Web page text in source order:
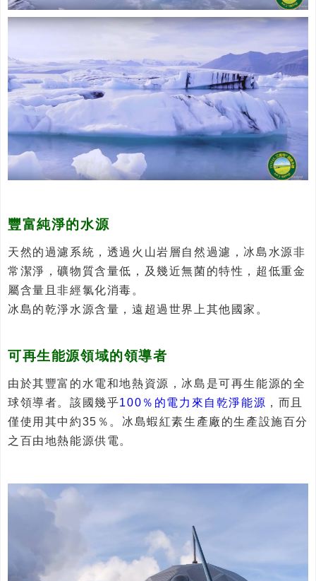
豐富純淨的水源
天然的過濾系統，透過火山岩層自然過濾，冰島水源非
常潔淨，礦物質含量低，及幾近無菌的特性，超低重金
屬含量且非經氯化消毒。
冰島的乾淨水源含量，遠超過世界上其他國家。
可再生能源領域的領導者
由於其豐富的水電和地熱資源，冰島是可再生能源的全
球領導者。該國幾乎100％的電力來自乾淨能源 ，而且
僅使用其中約35％。冰島蝦紅素生產廠的生產設施百分
之百由地熱能源供電。